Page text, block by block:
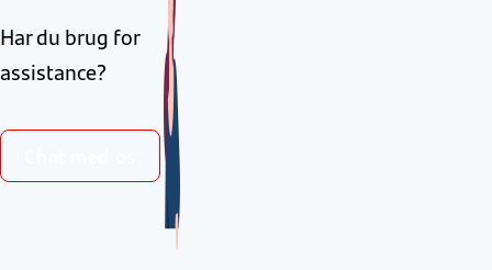
Har du brug for
assistance?